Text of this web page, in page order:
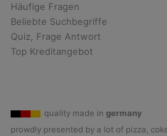
Häufige Fragen
Beliebte Suchbegriffe
Quiz, Frage Antwort
Top Kreditangebot
quality made in germany
prowdly presented by a lot of pizza,